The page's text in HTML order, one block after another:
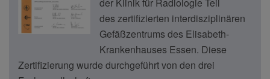
des zertifizierten interdisziplinären
Gefäßzentrums des Elisabeth-
Krankenhauses Essen. Diese
Zertifizierung wurde durchgeführt von den drei